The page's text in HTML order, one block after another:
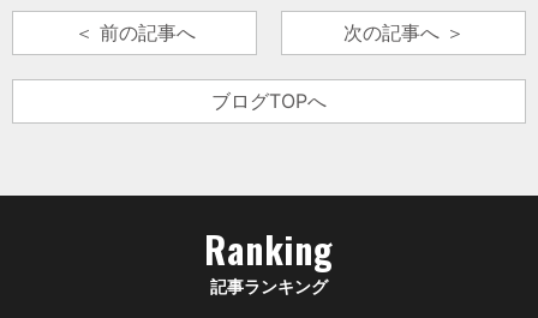
＜ 前の記事へ
ブログTOPへ
次の記事へ ＞
Ranking
記事ランキング